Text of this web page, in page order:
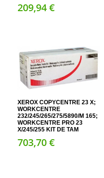
209,94€
XEROX COPYCENTRE 23 X;
WORKCENTRE
232/245/265/275/5890/M 165;
WORKCENTRE PRO 23
X/245/255 KIT DE TAM
703,70€